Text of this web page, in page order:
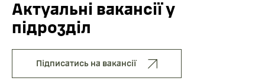
Актуальні вакансії у
підрозділ
Підписатись на вакансії